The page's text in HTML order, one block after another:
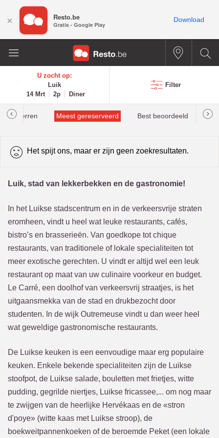
U zocht op:
Luik
14 Mrt
2p Diner
Filter
Meest gereserveerd Best beoordeeld
Het spijt ons, maar er zijn geen zoekresultaten.
Luik, stad van lekkerbekken en de gastronomie!
In het Luikse stadscentrum en in de verkeersvrije straten
eromheen, vindt u heel wat leuke restaurants, cafés,
bistro’s en brasserieën. Van goedkope tot chique
restaurants, van traditionele of lokale specialiteiten tot
meer exotische gerechten. U vindt er altijd wel een leuk
restaurant op maat van uw culinaire voorkeur en budget.
Le Carré, een doolhof van verkeersvrij straatjes, is het
uitgaansmekka van de stad en drukbezocht door
studenten. In de wijk Outremeuse vindt u dan weer heel
wat geweldige gastronomische restaurants.
De Luikse keuken is een eenvoudige maar erg populaire
keuken. Enkele bekende specialiteiten zijn de Luikse
stoofpot, de Luikse salade, bouletten met frietjes, witte
pudding, gegrilde niertjes, Luikse fricassee,... om nog maar
te zwijgen van de heerlijke Hervékaas en de «stron
d'poye» (witte kaas met Luikse stroop), de
boekweitpannenkoeken of de beroemde Peket (een lokale
× Resto.be
Gratis - Google Play
Download